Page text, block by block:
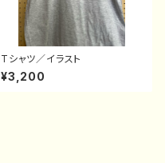
Tシャツ／イラスト
¥3,200